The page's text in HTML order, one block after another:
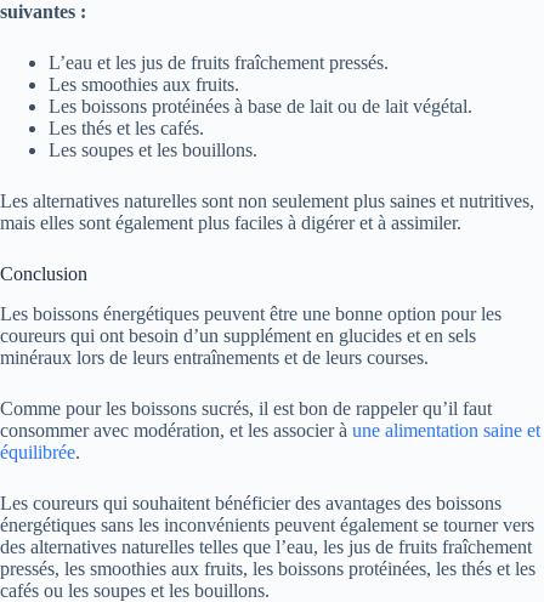
suivantes :
L’eau et les jus de fruits fraîchement pressés.
Les smoothies aux fruits.
Les boissons protéinées à base de lait ou de lait végétal.
Les thés et les cafés.
Les soupes et les bouillons.
Les alternatives naturelles sont non seulement plus saines et nutritives,
mais elles sont également plus faciles à digérer et à assimiler.
Conclusion
Les boissons énergétiques peuvent être une bonne option pour les
coureurs qui ont besoin d’un supplément en glucides et en sels
minéraux lors de leurs entraînements et de leurs courses.
Comme pour les boissons sucrés, il est bon de rappeler qu’il faut
consommer avec modération, et les associer à une alimentation saine et
équilibrée.
Les coureurs qui souhaitent bénéficier des avantages des boissons
énergétiques sans les inconvénients peuvent également se tourner vers
des alternatives naturelles telles que l’eau, les jus de fruits fraîchement
pressés, les smoothies aux fruits, les boissons protéinées, les thés et les
cafés ou les soupes et les bouillons.